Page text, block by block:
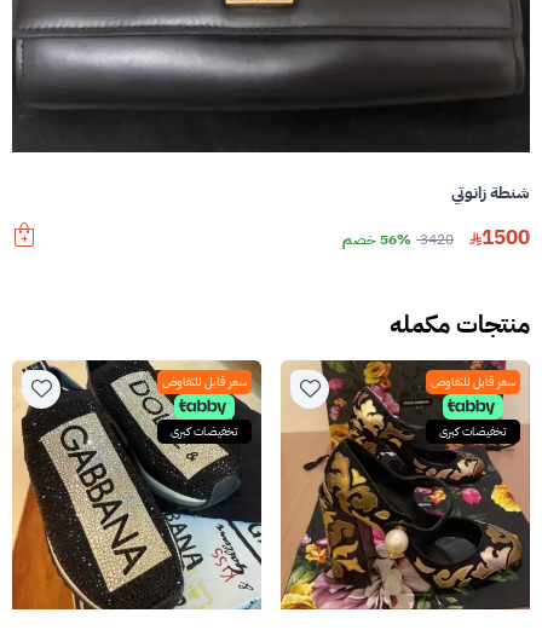
شنطة زانوتي
1500
3420 56% خصم
منتجات مكمله
سعر قابل للتفاوض
تخفيضات كبرى
سعر قابل للتفاوض
تخفيضات كبرى